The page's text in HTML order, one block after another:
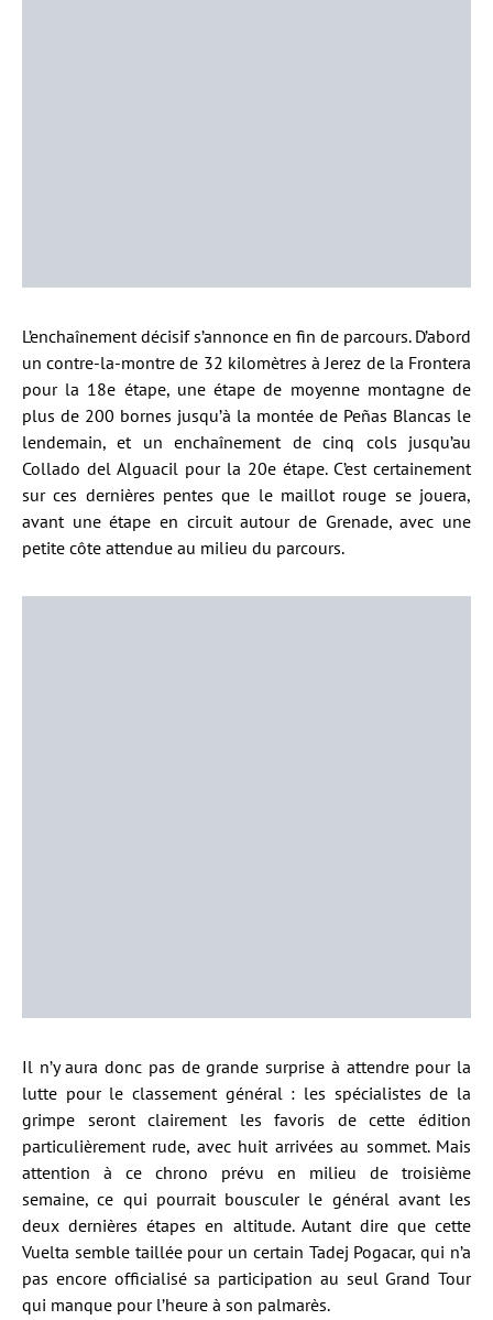
L’enchaînement décisif s’annonce en fin de parcours. D’abord
un contre-la-montre de 32 kilomètres à Jerez de la Frontera
pour la 18e étape, une étape de moyenne montagne de
plus de 200 bornes jusqu’à la montée de Peñas Blancas le
lendemain, et un enchaînement de cinq cols jusqu’au
Collado del Alguacil pour la 20e étape. C’est certainement
sur ces dernières pentes que le maillot rouge se jouera,
avant une étape en circuit autour de Grenade, avec une
petite côte attendue au milieu du parcours.
Il n’y aura donc pas de grande surprise à attendre pour la
lutte pour le classement général : les spécialistes de la
grimpe seront clairement les favoris de cette édition
particulièrement rude, avec huit arrivées au sommet. Mais
attention à ce chrono prévu en milieu de troisième
semaine, ce qui pourrait bousculer le général avant les
deux dernières étapes en altitude. Autant dire que cette
Vuelta semble taillée pour un certain Tadej Pogacar, qui n’a
pas encore officialisé sa participation au seul Grand Tour
qui manque pour l’heure à son palmarès.